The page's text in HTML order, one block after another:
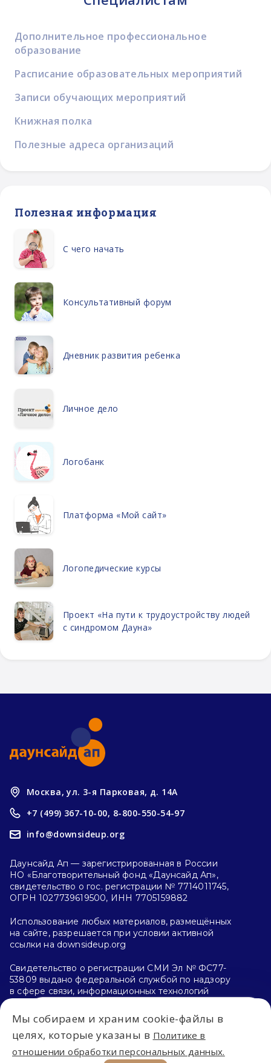
Дополнительное профессиональное
образование
Расписание образовательных мероприятий
Записи обучающих мероприятий
Книжная полка
Полезные адреса организаций
Полезная информация
С чего начать
Консультативный форум
Дневник развития ребенка
Личное дело
Логобанк
Платформа «Мой сайт»
Логопедические курсы
Проект «На пути к трудоустройству людей
с синдромом Дауна»
Впервые на сайте?
С чего начать?
Москва, ул. 3-я Парковая, д. 14А
+7 (499) 367-10-00, 8-800-550-54-97
info@downsideup.org
Даунсайд Ап — зарегистрированная в России
НО «Благотворительный фонд «Даунсайд Ап»,
свидетельство о гос. регистрации № 7714011745,
ОГРН 1027739619500, ИНН 7705159882
Использование любых материалов, размещённых
на сайте, разрешается при условии активной
ссылки на downsideup.org
Свидетельство о регистрации СМИ Эл № ФС77-
53809 выдано федеральной службой по надзору
в сфере связи, информационных технологий
и массовых коммуникаций (Роскомнадзор)
26.04.2013 г.
Политика конфиденциальности
Мы собираем и храним cookie-файлы в
целях, которые указаны в Политике в
отношении обработки персональных данных.